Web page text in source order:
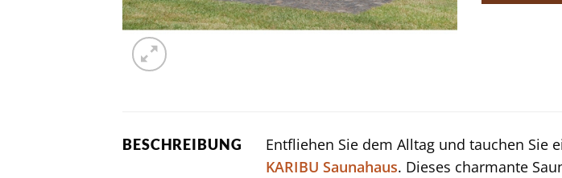
BESCHREIBUNG
Entfliehen Sie dem Alltag und tauchen
KARIBU Saunahaus. Dieses charmante